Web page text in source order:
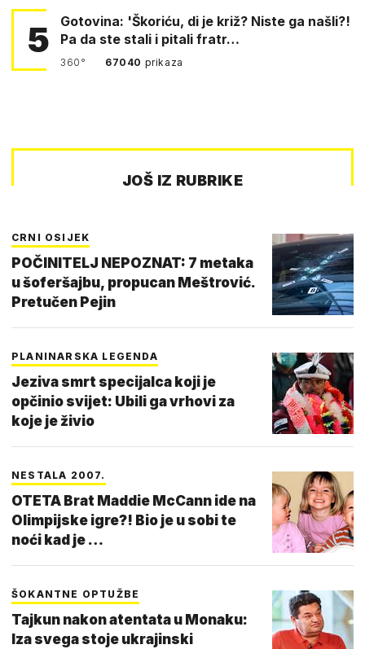
5
Gotovina: 'Škoriću, di je križ? Niste ga našli?!
Pa da ste stali i pitali fratr…
360° 67040 prikaza
JOŠ IZ RUBRIKE
CRNI OSIJEK
POČINITELJ NEPOZNAT: 7 metaka
u šoferšajbu, propucan Meštrović.
Pretučen Pejin
PLANINARSKA LEGENDA
Jeziva smrt specijalca koji je
opčinio svijet: Ubili ga vrhovi za
koje je živio
NESTALA 2007.
OTETA Brat Maddie McCann ide na
Olimpijske igre?! Bio je u sobi te
noći kad je …
ŠOKANTNE OPTUŽBE
Tajkun nakon atentata u Monaku:
Iza svega stoje ukrajinski